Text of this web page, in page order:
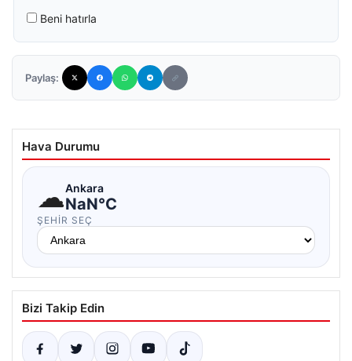
Beni hatırla
Paylaş:
Hava Durumu
☁Ankara
NaN°C
ŞEHIR SEÇ
Bizi Takip Edin